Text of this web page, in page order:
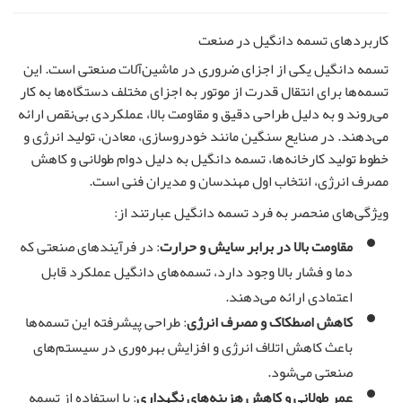
کاربردهای تسمه دانگیل در صنعت
تسمه دانگیل یکی از اجزای ضروری در ماشین‌آلات صنعتی است. این
تسمه‌ها برای انتقال قدرت از موتور به اجزای مختلف دستگاه‌ها به کار
می‌روند و به دلیل طراحی دقیق و مقاومت بالا، عملکردی بی‌نقص ارائه
می‌دهند. در صنایع سنگین مانند خودروسازی، معادن، تولید انرژی و
خطوط تولید کارخانه‌ها، تسمه دانگیل به دلیل دوام طولانی و کاهش
مصرف انرژی، انتخاب اول مهندسان و مدیران فنی است.
ویژگی‌های منحصر به فرد تسمه دانگیل عبارتند از:
مقاومت بالا در برابر سایش و حرارت: در فرآیندهای صنعتی که
دما و فشار بالا وجود دارد، تسمه‌های دانگیل عملکرد قابل
اعتمادی ارائه می‌دهند.
کاهش اصطکاک و مصرف انرژی: طراحی پیشرفته این تسمه‌ها
باعث کاهش اتلاف انرژی و افزایش بهره‌وری در سیستم‌های
صنعتی می‌شود.